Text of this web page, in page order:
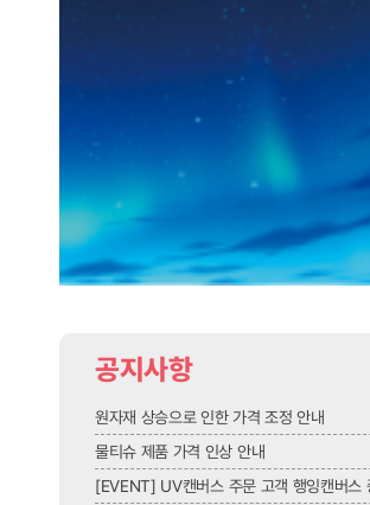
공지사항
원자재 상승으로 인한 가격 조정 안내
물티슈 제품 가격 인상 안내
[EVENT] UV캔버스 주문 고객 행잉캔버스